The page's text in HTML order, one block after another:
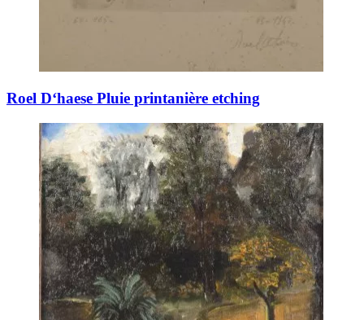
Roel D‘haese Pluie printanière etching